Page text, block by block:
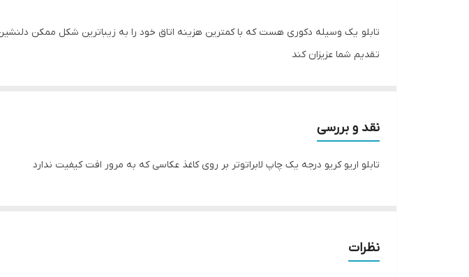
تعدادتکه
تابلو یک وسیله دکوری هست که با کمترین هزینه اتاق خود را به زیباترین شکل ممکن
تقدیم شما عزیزان کند
نقد و بررسی
تابلو اریو کریو درجه یک چاپ لابراتوتر بر روی کاغذ عکاسی که به مرور افت کیفیت ندارد
نظرات